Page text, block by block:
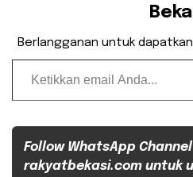
Berlangganan untuk
Ketikkan email Anda...
Follow WhatsApp Channel
rakyatbekasi.com untuk